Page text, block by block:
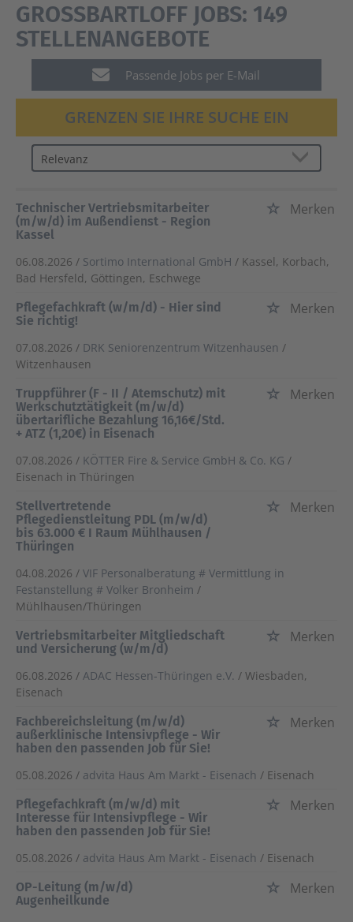
GROSSBARTLOFF JOBS: 149
STELLENANGEBOTE
Passende Jobs per E-Mail
GRENZEN SIE IHRE SUCHE EIN
Technischer Vertriebsmitarbeiter
(m/w/d) im Außendienst - Region
Kassel
Merken
06.08.2026 / Sortimo International GmbH / Kassel, Korbach,
Bad Hersfeld, Göttingen, Eschwege
Pflegefachkraft (w/m/d) - Hier sind
Sie richtig!
Merken
07.08.2026 / DRK Seniorenzentrum Witzenhausen /
Witzenhausen
Truppführer (F - II / Atemschutz) mit
Werkschutztätigkeit (m/w/d)
übertarifliche Bezahlung 16,16€/Std.
+ ATZ (1,20€) in Eisenach
Merken
07.08.2026 / KÖTTER Fire & Service GmbH & Co. KG /
Eisenach in Thüringen
Stellvertretende
Pflegedienstleitung PDL (m/w/d)
bis 63.000 € I Raum Mühlhausen /
Thüringen
Merken
04.08.2026 / VIF Personalberatung # Vermittlung in
Festanstellung # Volker Bronheim /
Mühlhausen/Thüringen
Vertriebsmitarbeiter Mitgliedschaft
und Versicherung (w/m/d)
Merken
06.08.2026 / ADAC Hessen-Thüringen e.V. / Wiesbaden,
Eisenach
Fachbereichsleitung (m/w/d)
außerklinische Intensivpflege - Wir
haben den passenden Job für Sie!
Merken
05.08.2026 / advita Haus Am Markt - Eisenach / Eisenach
Pflegefachkraft (m/w/d) mit
Interesse für Intensivpflege - Wir
haben den passenden Job für Sie!
Merken
05.08.2026 / advita Haus Am Markt - Eisenach / Eisenach
OP-Leitung (m/w/d)
Augenheilkunde
Merken